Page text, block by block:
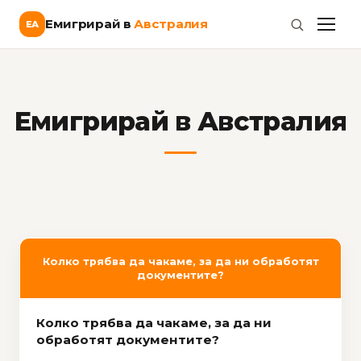
ЕА Емигрирай вАвстралия
Емигрирай в Австралия
Колко трябва да чакаме, за да ни обработят
документите?
Колко трябва да чакаме, за да ни
обработят документите?